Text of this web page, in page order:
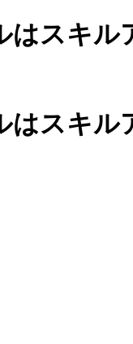
はスキル
はスキル